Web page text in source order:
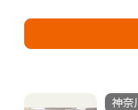
神奈